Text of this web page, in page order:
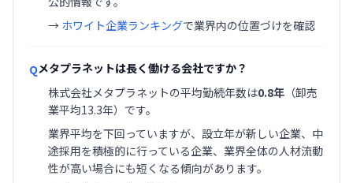
→ ホワイト企業ランキングで業界内の位置づけを確認
Qメタプラネットは長く働ける会社ですか？
株式会社メタプラネットの平均勤続年数は0.8年 （卸売
業平均13.3年）です。
業界平均を下回っていますが、設立年が新しい企業、中
途採用を積極的に行っている企業、業界全体の人材流動
性が高い場合にも短くなる傾向があります。